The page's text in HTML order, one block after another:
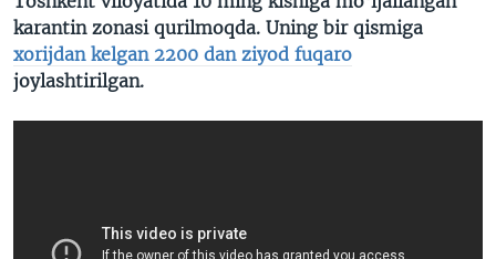
karantin zonasi qurilmoqda. Uning bir qismiga
xorijdan kelgan 2200 dan ziyod fuqaro
joylashtirilgan.